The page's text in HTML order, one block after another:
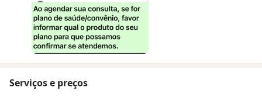
Serviços e preços